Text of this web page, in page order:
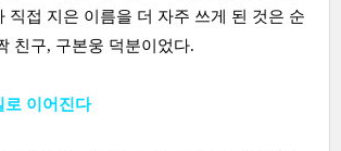
직접 지은 이름을 더 자주 쓰게 된 것은 순
친구, 구본웅 덕분이었다.
로 이어진다